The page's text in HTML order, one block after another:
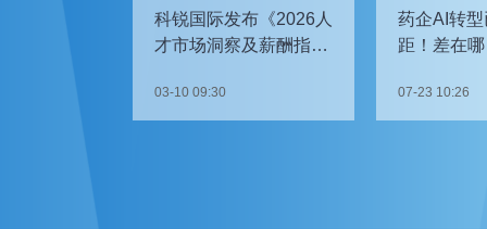
科锐国际发布《2026人
才市场洞察及薪酬指
03-10 09:30
药企AI转
距！差在
07-23 10:26